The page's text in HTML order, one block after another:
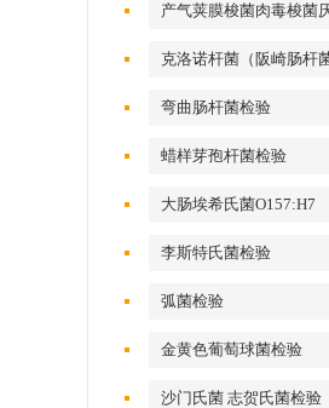
产气荚膜梭菌肉毒梭菌
克洛诺杆菌（阪崎肠杆菌
弯曲肠杆菌检验
蜡样芽孢杆菌检验
大肠埃希氏菌O157:H7
李斯特氏菌检验
弧菌检验
金黄色葡萄球菌检验
沙门氏菌 志贺氏菌检验